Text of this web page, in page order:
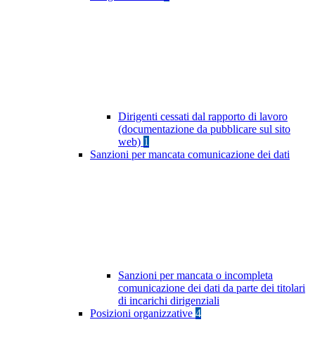
Dirigenti cessati dal rapporto di lavoro
(documentazione da pubblicare sul sito
web) 1
Sanzioni per mancata comunicazione dei dati
Sanzioni per mancata o incompleta
comunicazione dei dati da parte dei titolari
di incarichi dirigenziali
Posizioni organizzative 4